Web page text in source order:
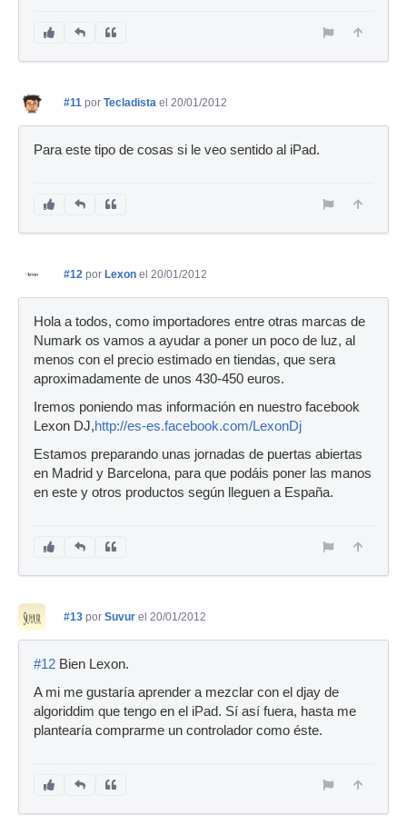
#11 por Tecladista el 20/01/2012
Para este tipo de cosas si le veo sentido al iPad.
#12 por Lexon el 20/01/2012
Hola a todos, como importadores entre otras marcas de
Numark os vamos a ayudar a poner un poco de luz, al
menos con el precio estimado en tiendas, que sera
aproximadamente de unos 430-450 euros.
Iremos poniendo mas información en nuestro facebook
Lexon DJ,http://es-es.facebook.com/LexonDj
Estamos preparando unas jornadas de puertas abiertas
en Madrid y Barcelona, para que podáis poner las manos
en este y otros productos según lleguen a España.
#13 por Suvur el 20/01/2012
#12 Bien Lexon.
A mi me gustaría aprender a mezclar con el djay de
algoriddim que tengo en el iPad. Sí así fuera, hasta me
plantearía comprarme un controlador como éste.